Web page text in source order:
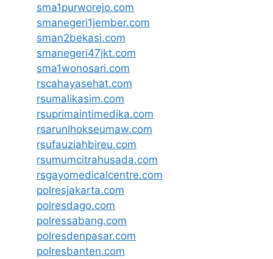
sma1purworejo.com
smanegeri1jember.com
sman2bekasi.com
smanegeri47jkt.com
sma1wonosari.com
rscahayasehat.com
rsumalikasim.com
rsuprimaintimedika.com
rsarunlhokseumaw.com
rsufauziahbireu.com
rsumumcitrahusada.com
rsgayomedicalcentre.com
polresjakarta.com
polresdago.com
polressabang.com
polresdenpasar.com
polresbanten.com